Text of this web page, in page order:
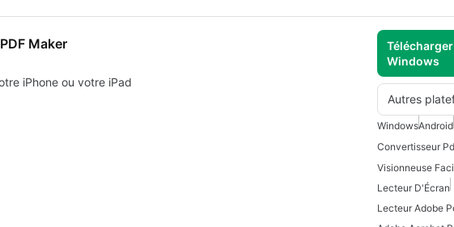
Maker
iPhone ou votre iPad
Windows
Autres
WindowsAndroid
Convertisseur
Visionneuse
Lecteur D'Écran
Lecteur Adobe